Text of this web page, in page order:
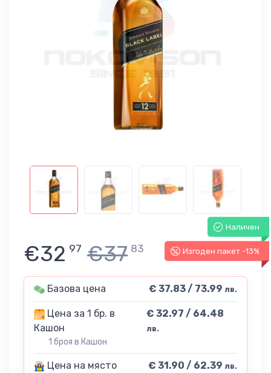
Наличен
Изгоден пакет -13%
€32 97 €37 83
Базова цена € 37.83 / 73.99 лв.
Цена за 1 бр. в
Кашон
1 броя в Кашон
€ 32.97 / 64.48
лв.
Цена на място € 31.90 / 62.39 лв.